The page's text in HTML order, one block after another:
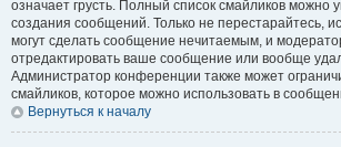
означает грусть. Полный список смайликов можно
создания сообщений. Только не перестарайтесь,
могут сделать сообщение нечитаемым, и
отредактировать ваше сообщение или вообще
Администратор конференции также может
смайликов, которое можно использовать в
Вернуться к началу